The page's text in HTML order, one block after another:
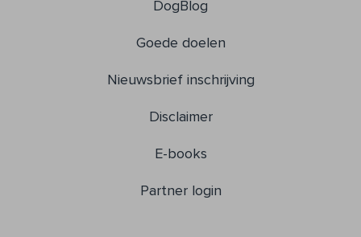
DogBlog
Goede doelen
Nieuwsbrief inschrijving
Disclaimer
E-books
Partner login